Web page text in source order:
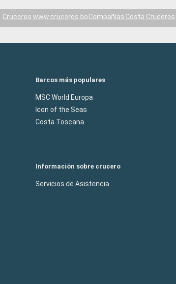
Cruceros www.cruceros.boCompañías Costa Cruceros
Barcos más populares
MSC World Europa
Icon of the Seas
Costa Toscana
Información sobre crucero
Servicios de Asistencia